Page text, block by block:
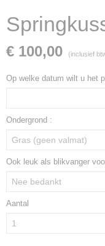
€ 100,00 (inclusief
Op welke datum wilt u het
Ondergrond :
Ook leuk als blikvanger
Aantal